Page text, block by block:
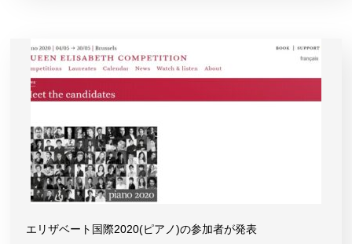
エリザベート国際2020(ピアノ)の参加者が発表